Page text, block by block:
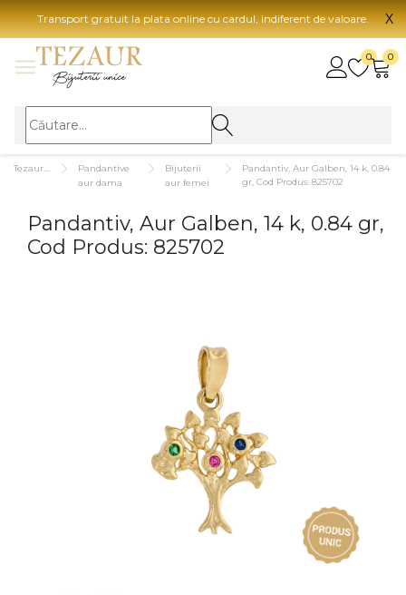
Transport gratuit la plata online cu cardul, indiferent de valoare. X
0 0
BIJUTERII
BIJUTERII FEMEI
Inele
Bratari
Pandantive
aur dama
Bijuterii
aur femei
Pandantiv, Aur Galben, 14 k, 0.84
gr, Cod Produs: 825702
Pandantiv, Aur Galben, 14 k, 0.84 gr,
Cod Produs: 825702